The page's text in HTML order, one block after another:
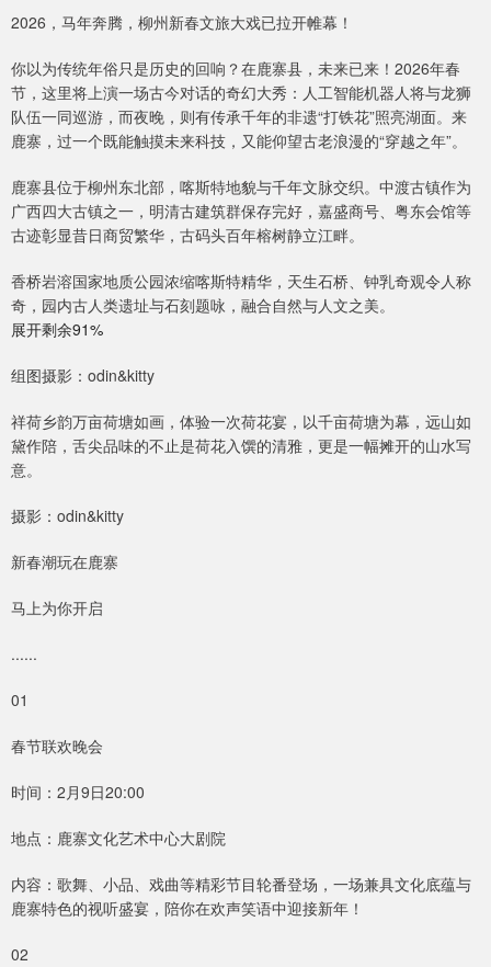
2026，马年奔腾，柳州新春文旅大戏已拉开帷幕！
你以为传统年俗只是历史的回响？在鹿寨县，未来已来！2026年春
节，这里将上演一场古今对话的奇幻大秀：人工智能机器人将与龙狮
队伍一同巡游，而夜晚，则有传承千年的非遗“打铁花”照亮湖面。来
鹿寨，过一个既能触摸未来科技，又能仰望古老浪漫的“穿越之年”。
鹿寨县位于柳州东北部，喀斯特地貌与千年文脉交织。中渡古镇作为
广西四大古镇之一，明清古建筑群保存完好，嘉盛商号、粤东会馆等
古迹彰显昔日商贸繁华，古码头百年榕树静立江畔。
香桥岩溶国家地质公园浓缩喀斯特精华，天生石桥、钟乳奇观令人称
奇，园内古人类遗址与石刻题咏，融合自然与人文之美。
展开剩余91%
组图摄影：odin&kitty
祥荷乡韵万亩荷塘如画，体验一次荷花宴，以千亩荷塘为幕，远山如
黛作陪，舌尖品味的不止是荷花入馔的清雅，更是一幅摊开的山水写
意。
摄影：odin&kitty
新春潮玩在鹿寨
马上为你开启
......
01
春节联欢晚会
时间：2月9日20:00
地点：鹿寨文化艺术中心大剧院
内容：歌舞、小品、戏曲等精彩节目轮番登场，一场兼具文化底蕴与
鹿寨特色的视听盛宴，陪你在欢声笑语中迎接新年！
02